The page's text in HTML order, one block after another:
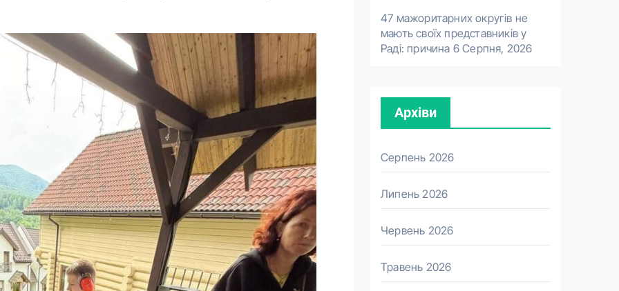
47 мажоритарних округів не
мають своїх представників у
Раді: причина 6 Серпня, 2026
Архіви
Серпень 2026
Липень 2026
Червень 2026
Травень 2026